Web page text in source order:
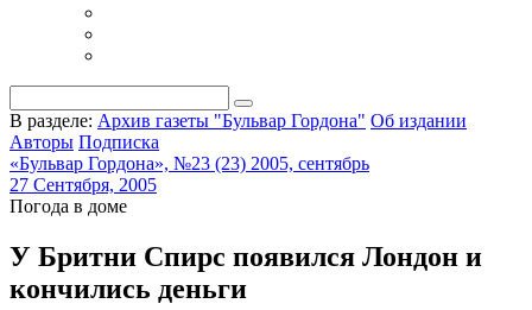
В разделе: Архив газеты "Бульвар Гордона" Об издании
Авторы Подписка
«Бульвар Гордона», №23 (23) 2005, сентябрь
27 Сентября, 2005
Погода в доме
У Бритни Спирс появился Лондон и
кончились деньги